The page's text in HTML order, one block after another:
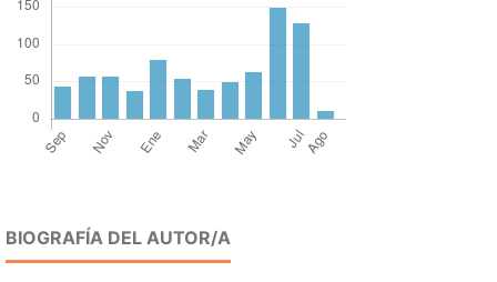
BIOGRAFÍA DEL AUTOR/A